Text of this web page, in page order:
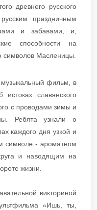
древнего русского
праздничным
и забавами, и,
способности на
символов Масленицы.
музыкальный фильм, в
славянского
с проводами зимы и
Ребята узнали о
каждого дня узкой и
символе - ароматном
и наводящим на
жизни.
викториной
«Ишь, ты,